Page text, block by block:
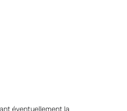
éventuellement la